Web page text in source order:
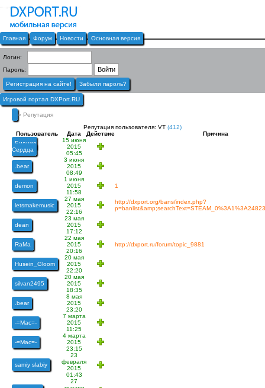
Главная Форум Новости Основная версия
Логин:
Пароль:
Регистрация на сайте! Забыли пароль?
Игровой портал DXPort.RU
» Репутация
Репутация пользователя: VT (412)
Пользователь
Дата Действие
Причина
Биение
Сердца
15 июня
2015
05:45
.bear
3 июня
2015
08:49
demon
1 июня
2015
11:58
1
letsmakemusic
27 мая
2015
22:16
http://dxport.org/bans/index.php?
dean
23 мая
2015
17:12
RaMa
22 мая
2015
20:16
http://dxport.ru/forum/topic_9881
Husein_Gloom
20 мая
2015
22:20
silvan2495
20 мая
2015
18:35
.bear
8 мая
2015
23:20
-=Mac=-
7 марта
2015
11:25
-=Mac=-
4 марта
2015
23:15
samiy slabiy
23
февраля
2015
01:43
27